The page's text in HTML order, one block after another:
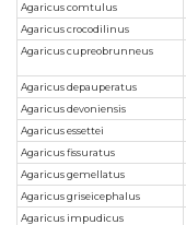
Agaricus comtulus
Agaricus crocodilinus
Agaricus cupreobrunneus
Agaricus depauperatus
Agaricus devoniensis
Agaricus essettei
Agaricus fissuratus
Agaricus gemellatus
Agaricus griseicephalus
Agaricus impudicus